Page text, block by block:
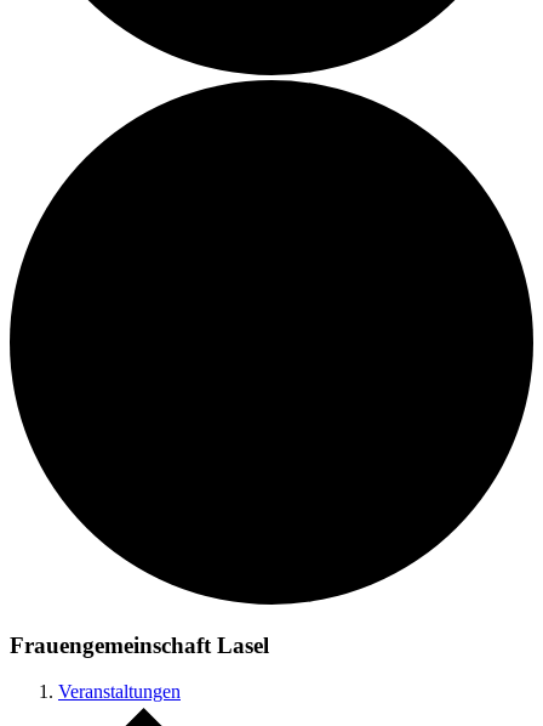
Frauengemeinschaft Lasel
Veranstaltungen